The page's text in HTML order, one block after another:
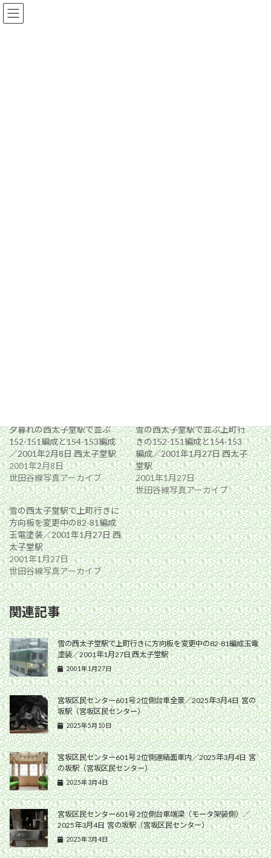
コ
ン
ナ
ビ
夕暮れの西太子堂駅で並ぶ
152-151編成と154-153編成
／2001年2月8日 西太子堂駅
2001年2月8日
世田谷線写真アーカイブ
雪の西太子堂駅で並ぶ上町行
きの152-151編成と154-153
編成／2001年1月27日 西太子
堂駅
2001年1月27日
世田谷線写真アーカイブ
雪の西太子堂駅で上町行きに
方向板を変更中の82-81編成
玉電塗装／2001年1月27日 西
太子堂駅
2001年1月27日
世田谷線写真アーカイブ
関連記事
雪の西太子堂駅で上町行きに方向板を変更中の82-81編成玉電
塗装／2001年1月27日 西太子堂駅
2001年1月27日
宮坂区民センター601号 2位側台車全景／2025年3月4日 宮の
坂駅（宮坂区民センター）
2025年5月10日
宮坂区民センター601号 2位側連結面車内／2025年3月4日 宮
の坂駅（宮坂区民センター）
2025年3月4日
宮坂区民センター601号 2位側台車端梁（モータ架装側）／
2025年3月4日 宮の坂駅（宮坂区民センター）
2025年3月4日